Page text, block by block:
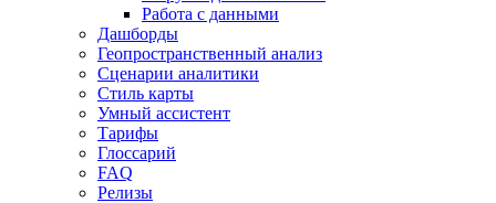
Работа с данными
Дашборды
Геопространственный анализ
Сценарии аналитики
Стиль карты
Умный ассистент
Тарифы
Глоссарий
FAQ
Релизы